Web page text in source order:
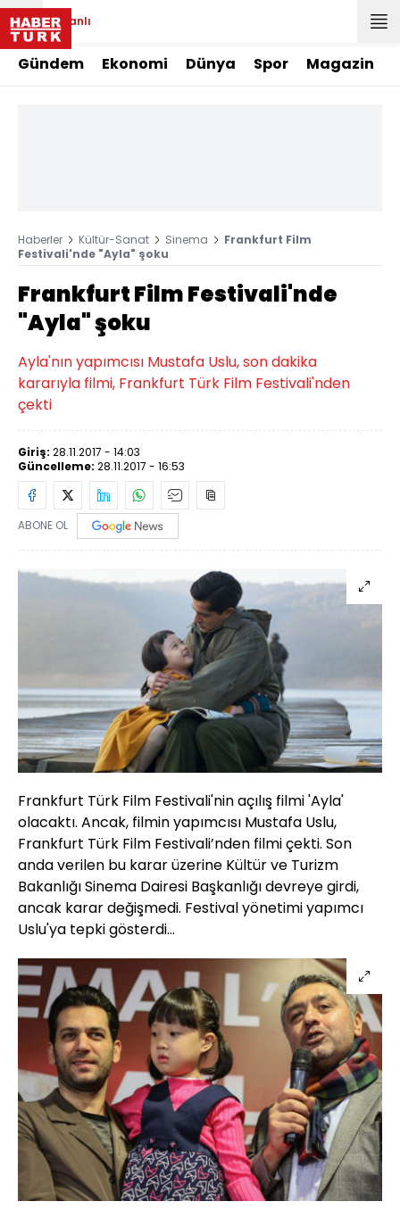
Canlı
Gündem Ekonomi Dünya Spor Magazin
Haberler Kültür-Sanat Sinema
Frankfurt Film
Festivali'nde "Ayla" şoku
Frankfurt Film Festivali'nde
"Ayla" şoku
Ayla'nın yapımcısı Mustafa Uslu, son dakika
kararıyla filmi, Frankfurt Türk Film Festivali'nden
çekti
Giriş: 28.11.2017 - 14:03
Güncelleme: 28.11.2017 - 16:53
ABONE OL
Frankfurt Türk Film Festivali'nin açılış filmi 'Ayla'
olacaktı. Ancak, filmin yapımcısı Mustafa Uslu,
Frankfurt Türk Film Festivali’nden filmi çekti. Son
anda verilen bu karar üzerine Kültür ve Turizm
Bakanlığı Sinema Dairesi Başkanlığı devreye girdi,
ancak karar değişmedi. Festival yönetimi yapımcı
Uslu'ya tepki gösterdi...